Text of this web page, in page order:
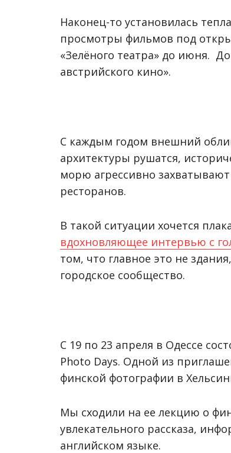
Наконец-то установилась
просмотры фильмов под
«Зелёного театра» до июня.
австрийского кино».
С каждым годом внешний
архитектуры рушатся,
морю агрессивно
ресторанов.
В такой ситуации хочется
вдохновляющее интервью с
том, что главное это не
городское сообщество.
С 19 по 23 апреля в Одессе
Photo Days. Одной из
финской фотографии в
Мы сходили на ее лекцию о
увлекательного рассказа,
английском языке.